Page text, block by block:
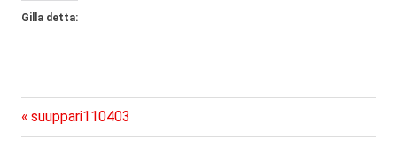
Gilla detta:
Inläggsnavigering
Föregående
inlägg:
suuppari110403